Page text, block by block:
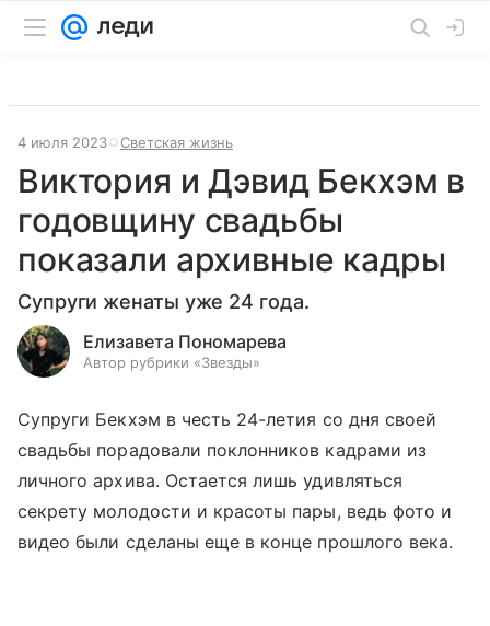
4 июля 2023 Светская жизнь
Виктория и Дэвид Бекхэм в
годовщину свадьбы
показали архивные кадры
Супруги женаты уже 24 года.
Елизавета Пономарева
Автор рубрики «Звезды»
Супруги Бекхэм в честь 24-летия со дня своей
свадьбы порадовали поклонников кадрами из
личного архива. Остается лишь удивляться
секрету молодости и красоты пары, ведь фото и
видео были сделаны еще в конце прошлого века.